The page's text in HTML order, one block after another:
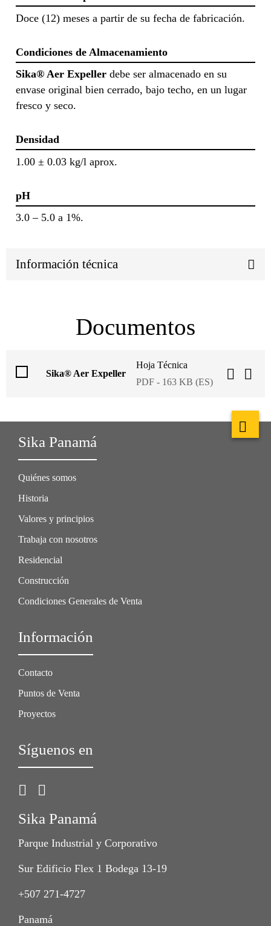
Doce (12) meses a partir de su fecha de fabricación.
Condiciones de Almacenamiento
Sika® Aer Expeller debe ser almacenado en su
envase original bien cerrado, bajo techo, en un lugar
fresco y seco.
Densidad
1.00 ± 0.03 kg/l aprox.
pH
3.0 – 5.0 a 1%.
Información técnica
Documentos
Sika® Aer Expeller
Hoja Técnica
PDF - 163 KB (ES)
Sika Panamá
Quiénes somos
Historia
Valores y principios
Trabaja con nosotros
Residencial
Construcción
Condiciones Generales de Venta
Información
Contacto
Puntos de Venta
Proyectos
Síguenos en
Sika Panamá
Parque Industrial y Corporativo
Sur Edificio Flex 1 Bodega 13-19
+507 271-4727
Panamá